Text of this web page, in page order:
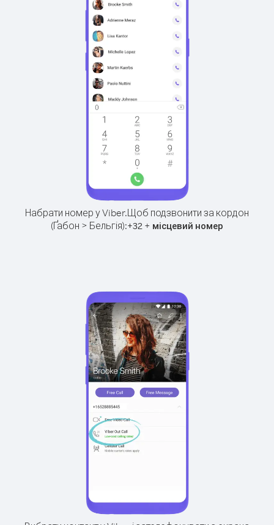
Набрати номер у Viber.Щоб подзвонити за кордон
(Ґабон > Бельгія):+32 + місцевий номер